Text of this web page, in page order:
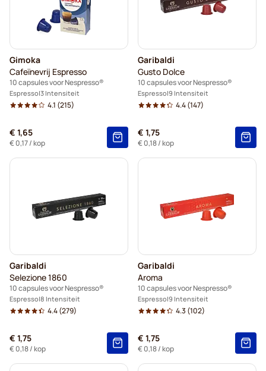
Gimoka
Cafeïnevrij Espresso
10 capsules voor Nespresso®
Espresso 3 Intensiteit
4.1 (215)
€ 1,65
€ 0,17/ kop
Garibaldi
Gusto Dolce
10 capsules voor Nespresso®
Espresso 9 Intensiteit
4.4(147)
€ 1,75
€ 0,18/ kop
Garibaldi
Selezione 1860
10 capsules voor Nespresso®
Espresso 8 Intensiteit
4.4(279)
€ 1,75
€ 0,18/ kop
Garibaldi
Aroma
10 capsules voor Nespresso®
Espresso 9 Intensiteit
4.3 (102)
€ 1,75
€ 0,18/ kop